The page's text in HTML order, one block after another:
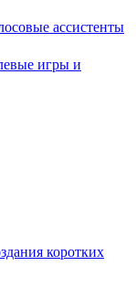
ассистенты
игры и
коротких